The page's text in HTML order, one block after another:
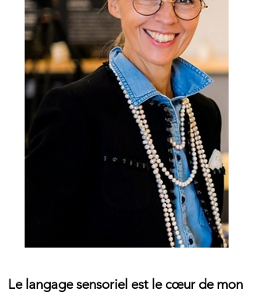
Le langage sensoriel est le cœur de mon